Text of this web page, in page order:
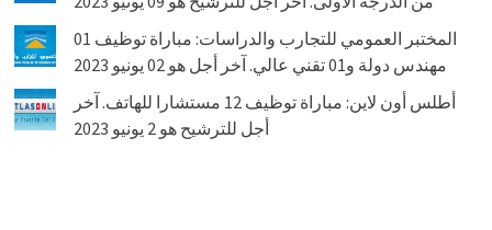
المختبر العمومي للتجارب والدراسات: مباراة توظيف 01
مهندس دولة و01 تقني عالي. آخر أجل هو 02 يونيو 2023
أطلس أون لاين: مباراة توظيف 12 مستشارا للهاتف. آخر
أجل للترشيح هو 2 يونيو 2023